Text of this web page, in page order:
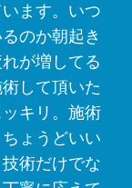
ます。いつ
のか朝起き
が増してる
して頂いた
キリ。施術
ょうどいい
術だけでな